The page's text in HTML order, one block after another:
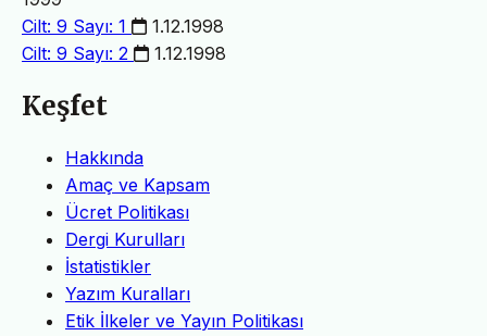
Cilt: 9 Sayı: 1
1.12.1998
Cilt: 9 Sayı: 2
1.12.1998
Keşfet
Hakkında
Amaç ve Kapsam
Ücret Politikası
Dergi Kurulları
İstatistikler
Yazım Kuralları
Etik İlkeler ve Yayın Politikası